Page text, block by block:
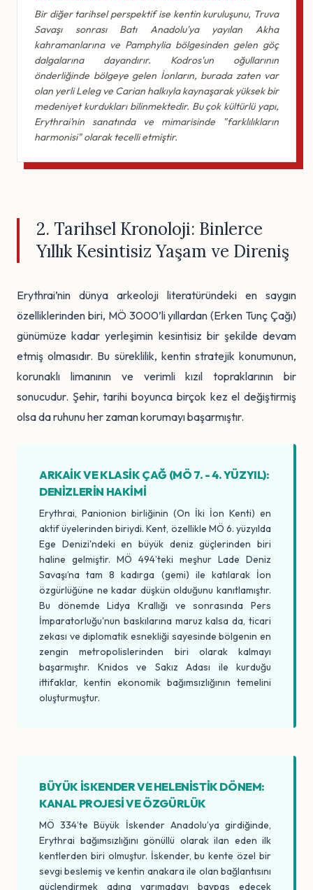
Bir diğer tarihsel perspektif ise kentin kuruluşunu, Truva
Savaşı sonrası Batı Anadolu'ya yayılan Akha
kahramanlarına ve Pamphylia bölgesinden gelen göç
dalgalarına dayandırır. Kodros'un oğullarının
önderliğinde bölgeye gelen İonların, burada zaten var
olan yerli Leleg ve Carian halkıyla kaynaşarak yüksek bir
medeniyet kurdukları bilinmektedir. Bu çok kültürlü yapı,
Erythrai’nin sanatında ve mimarisinde "farklılıkların
harmonisi" olarak tecelli etmiştir.
2. Tarihsel Kronoloji: Binlerce
Yıllık Kesintisiz Yaşam ve Direniş
Erythrai’nin dünya arkeoloji literatüründeki en saygın
özelliklerinden biri, MÖ 3000’li yıllardan (Erken Tunç Çağı)
günümüze kadar yerleşimin kesintisiz bir şekilde devam
etmiş olmasıdır. Bu süreklilik, kentin stratejik konumunun,
korunaklı limanının ve verimli kızıl topraklarının bir
sonucudur. Şehir, tarihi boyunca birçok kez el değiştirmiş
olsa da ruhunu her zaman korumayı başarmıştır.
ARKAIK VE KLASIK ÇAĞ (MÖ 7. - 4. YÜZYIL):
DENIZLERIN HAKIMI
Erythrai, Panionion birliğinin (On İki İon Kenti) en
aktif üyelerinden biriydi. Kent, özellikle MÖ 6. yüzyılda
Ege Denizi'ndeki en büyük deniz güçlerinden biri
haline gelmiştir. MÖ 494’teki meşhur Lade Deniz
Savaşı’na tam 8 kadırga (gemi) ile katılarak İon
özgürlüğüne ne kadar düşkün olduğunu kanıtlamıştır.
Bu dönemde Lidya Krallığı ve sonrasında Pers
İmparatorluğu'nun baskılarına maruz kalsa da, ticari
zekası ve diplomatik esnekliği sayesinde bölgenin en
zengin metropolislerinden biri olarak kalmayı
başarmıştır. Knidos ve Sakız Adası ile kurduğu
ittifaklar, kentin ekonomik bağımsızlığının temelini
oluşturmuştur.
BÜYÜK İSKENDER VE HELENISTIK DÖNEM:
KANAL PROJESI VE ÖZGÜRLÜK
MÖ 334’te Büyük İskender Anadolu’ya girdiğinde,
Erythrai bağımsızlığını gönüllü olarak ilan eden ilk
kentlerden biri olmuştur. İskender, bu kente özel bir
sevgi beslemiş ve kentin anakara ile olan bağlantısını
güçlendirmek adına yarımadayı baypas edecek